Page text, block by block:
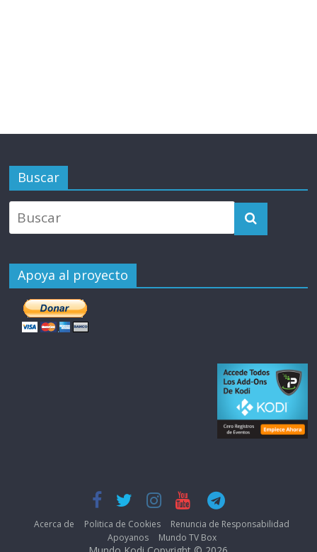
Buscar
Apoya al proyecto
Acerca de Politica de Cookies
Renuncia de Responsabilidad
Apoyanos
Mundo TV Box